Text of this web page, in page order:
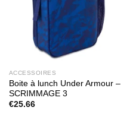
ACCESSOIRES
Boite à lunch Under Armour –
SCRIMMAGE 3
€25.66